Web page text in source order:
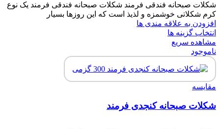
شکلات صبحانه فندقی فرمند شکلات صبحانه فندقی فرمند یک نوع
کرم شکلاتی خوشمزه و لذیذ است که این روزها بسیار
افزودن به علاقه مندی ها
انتخاب گزینه ها
مشاهده سریع
ناموجود
مقایسه
شکلات صبحانه کنجدی فرمند